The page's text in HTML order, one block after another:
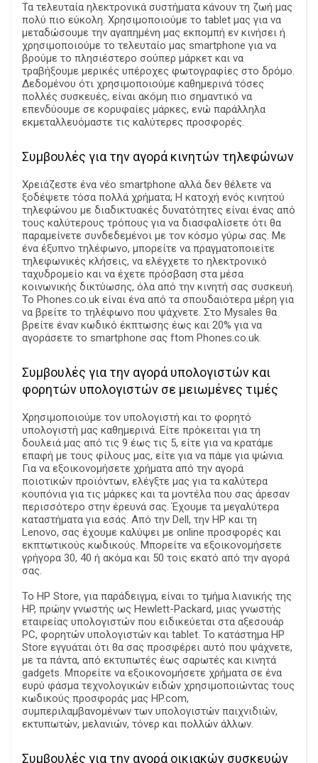
Τα τελευταία ηλεκτρονικά συστήματα κάνουν τη ζωή μας
πολύ πιο εύκολη. Χρησιμοποιούμε το tablet μας για να
μεταδώσουμε την αγαπημένη μας εκπομπή εν κινήσει ή
χρησιμοποιούμε το τελευταίο μας smartphone για να
βρούμε το πλησιέστερο σούπερ μάρκετ και να
τραβήξουμε μερικές υπέροχες φωτογραφίες στο δρόμο.
Δεδομένου ότι χρησιμοποιούμε καθημερινά τόσες
πολλές συσκευές, είναι ακόμη πιο σημαντικό να
επενδύουμε σε κορυφαίες μάρκες, ενώ παράλληλα
εκμεταλλευόμαστε τις καλύτερες προσφορές.
Συμβουλές για την αγορά κινητών τηλεφώνων
Χρειάζεστε ένα νέο smartphone αλλά δεν θέλετε να
ξοδέψετε τόσα πολλά χρήματα; Η κατοχή ενός κινητού
τηλεφώνου με διαδικτυακές δυνατότητες είναι ένας από
τους καλύτερους τρόπους για να διασφαλίσετε ότι θα
παραμείνετε συνδεδεμένοι με τον κόσμο γύρω σας. Με
ένα έξυπνο τηλέφωνο, μπορείτε να πραγματοποιείτε
τηλεφωνικές κλήσεις, να ελέγχετε το ηλεκτρονικό
ταχυδρομείο και να έχετε πρόσβαση στα μέσα
κοινωνικής δικτύωσης, όλα από την κινητή σας συσκευή.
Το Phones.co.uk είναι ένα από τα σπουδαιότερα μέρη για
να βρείτε το τηλέφωνο που ψάχνετε. Στο Mysales θα
βρείτε έναν κωδικό έκπτωσης έως και 20% για να
αγοράσετε το smartphone σας ftom Phones.co.uk.
Συμβουλές για την αγορά υπολογιστών και
φορητών υπολογιστών σε μειωμένες τιμές
Χρησιμοποιούμε τον υπολογιστή και το φορητό
υπολογιστή μας καθημερινά. Είτε πρόκειται για τη
δουλειά μας από τις 9 έως τις 5, είτε για να κρατάμε
επαφή με τους φίλους μας, είτε για να πάμε για ψώνια.
Για να εξοικονομήσετε χρήματα από την αγορά
ποιοτικών προϊόντων, ελέγξτε μας για τα καλύτερα
κουπόνια για τις μάρκες και τα μοντέλα που σας άρεσαν
περισσότερο στην έρευνά σας. Έχουμε τα μεγαλύτερα
καταστήματα για εσάς. Από την Dell, την HP και τη
Lenovo, σας έχουμε καλύψει με online προσφορές και
εκπτωτικούς κωδικούς. Μπορείτε να εξοικονομήσετε
γρήγορα 30, 40 ή ακόμα και 50 τοις εκατό από την αγορά
σας.
Το HP Store, για παράδειγμα, είναι το τμήμα λιανικής της
HP, πρώην γνωστής ως Hewlett-Packard, μιας γνωστής
εταιρείας υπολογιστών που ειδικεύεται στα αξεσουάρ
PC, φορητών υπολογιστών και tablet. Το κατάστημα HP
Store εγγυάται ότι θα σας προσφέρει αυτό που ψάχνετε,
με τα πάντα, από εκτυπωτές έως σαρωτές και κινητά
gadgets. Μπορείτε να εξοικονομήσετε χρήματα σε ένα
ευρύ φάσμα τεχνολογικών ειδών χρησιμοποιώντας τους
κωδικούς προσφοράς μας HP.com,
συμπεριλαμβανομένων των υπολογιστών παιχνιδιών,
εκτυπωτών, μελανιών, τόνερ και πολλών άλλων.
Συμβουλές για την αγορά οικιακών συσκευών